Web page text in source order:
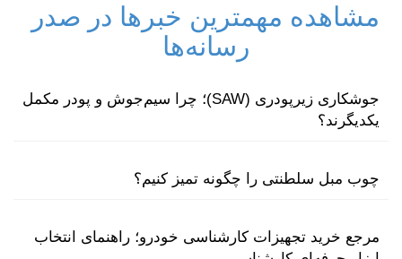
مشاهده مهمترین خبرها در صدر
رسانه‌ها
جوشکاری زیرپودری (SAW)؛ چرا سیم‌جوش و پودر مکمل
یکدیگرند؟
چوب مبل سلطنتی را چگونه تمیز کنیم؟
مرجع خرید تجهیزات کارشناسی خودرو؛ راهنمای انتخاب